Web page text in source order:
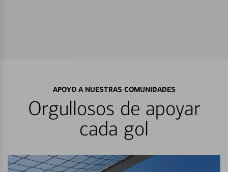
APOYO A NUESTRAS COMUNIDADES
Orgullosos de apoyar
cada gol